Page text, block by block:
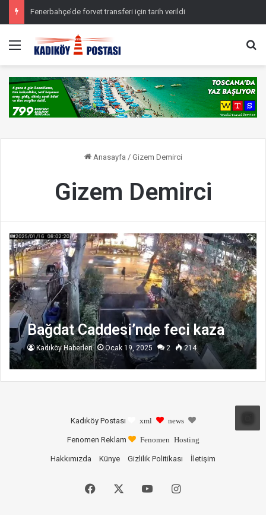
Fenerbahçe’de forvet transferi için tarih verildi
Menü
Anasayfa / Gizem Demirci
Gizem Demirci
Bağdat Caddesi’nde feci kaza
Kadıköy Haberleri Ocak 19, 2025 2 214
Kadıköy Postası xml news
Fenomen Reklam Fenomen Hosting
Hakkımızda Künye Gizlilik Politikası İletişim
Facebook YouTubeInstagram